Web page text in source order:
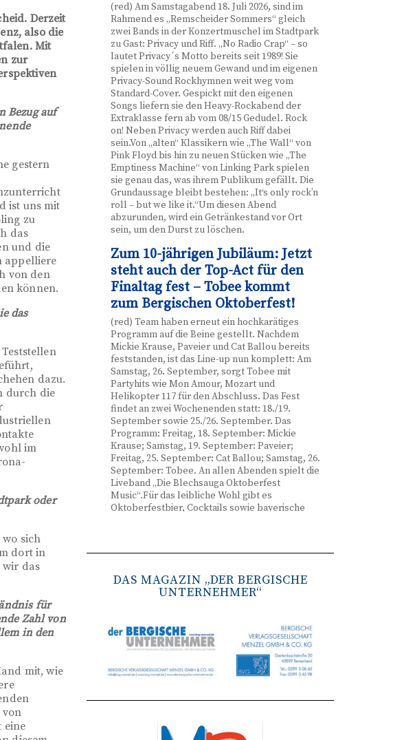
Derzeit
also die
Mit
zur
Bezug auf
gestern
ist uns mit
zu
das
und die
appelliere
von den
können.
das
dazu.
durch die
im
oder
sich
dort in
wir das
für
Zahl von
in den
mit, wie
von
eine
(red) Am Samstagabend 18. Juli 2026, sind im
Rahmend es „Remscheider Sommers“ gleich
zwei Bands in der Konzertmuschel im Stadtpark
zu Gast: Privacy und Riff. „No Radio Crap“ – so
lautet Privacy´s Motto bereits seit 1989! Sie
spielen in völlig neuem Gewand und im eigenen
Privacy-Sound Rockhymnen weit weg vom
Standard-Cover. Gespickt mit den eigenen
Songs liefern sie den Heavy-Rockabend der
Extraklasse fern ab vom 08/15 Gedudel. Rock
on! Neben Privacy werden auch Riff dabei
sein.Von „alten“ Klassikern wie „The Wall“ von
Pink Floyd bis hin zu neuen Stücken wie „The
Emptiness Machine“ von Linking Park spielen
sie genau das, was ihrem Publikum gefällt. Die
Grundaussage bleibt bestehen: „It‘s only rock’n
roll – but we like it.“Um diesen Abend
abzurunden, wird ein Getränkestand vor Ort
sein, um den Durst zu löschen.
Zum 10-jährigen Jubiläum: Jetzt
steht auch der Top-Act für den
Finaltag fest – Tobee kommt
zum Bergischen Oktoberfest!
(red) Team haben erneut ein hochkarätiges
Programm auf die Beine gestellt. Nachdem
Mickie Krause, Paveier und Cat Ballou bereits
feststanden, ist das Line-up nun komplett: Am
Samstag, 26. September, sorgt Tobee mit
Partyhits wie Mon Amour, Mozart und
Helikopter 117 für den Abschluss. Das Fest
findet an zwei Wochenenden statt: 18./19.
September sowie 25./26. September. Das
Programm: Freitag, 18. September: Mickie
Krause; Samstag, 19. September: Paveier;
Freitag, 25. September: Cat Ballou; Samstag, 26.
September: Tobee. An allen Abenden spielt die
Liveband „Die Blechsauga Oktoberfest
Music“.Für das leibliche Wohl gibt es
Oktoberfestbier, Cocktails sowie bayerische
www.bergisches-oktoberfest.de sowie über die
Remscheid stärkt Krisenvorsorge
Remscheid trainieren Krisenstabsarbeit am
Institut der Feuerwehr NRW in Münster.
Wie funktioniert die Zusammenarbeit im
Krisenfall? Welche Entscheidungen müssen
unter Zeitdruck getroffen werden? Und wie
bestmöglich geschützt werden? Mit diesen und
Mitarbeitende der Stadt Remscheid Ende Juni in
Münster. Im Mittelpunkt der dreitägigen
DAS MAGAZIN „DER BERGISCHE
UNTERNEHMER“